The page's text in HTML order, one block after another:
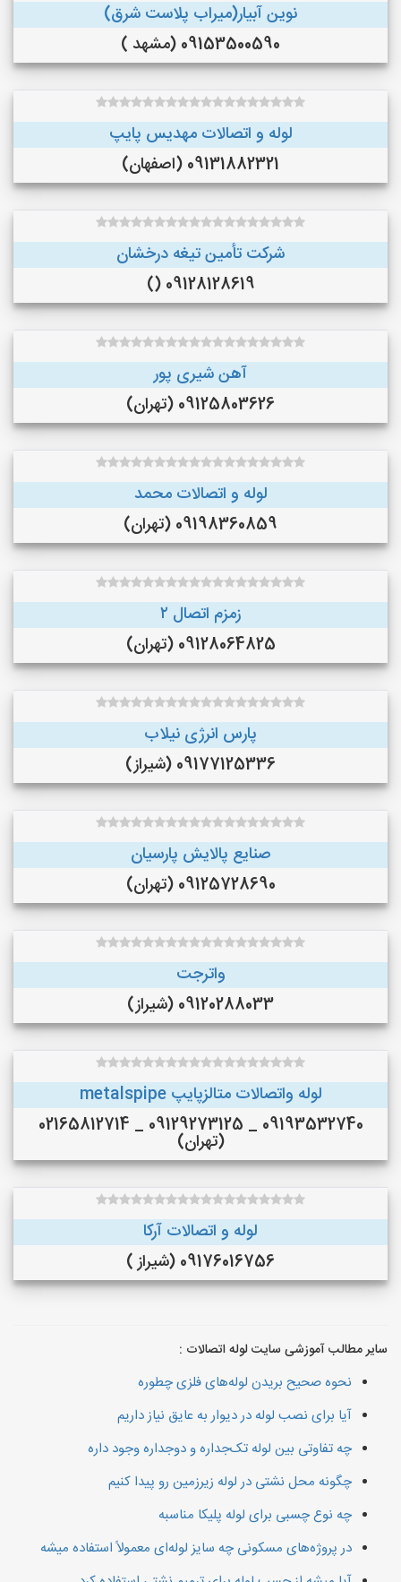
نوین آبیار(میراب پلاست شرق)
09153500590 (مشهد )
لوله و اتصالات مهدیس پایپ
09131882321 (اصفهان)
شرکت تأمین تیغه درخشان
09128128619 ()
آهن شیری پور
09125803626 (تهران)
لوله و اتصالات محمد
09198360859 (تهران)
زمزم اتصال ۲
09128064825 (تهران)
پارس انرژی نیلاب
09177125336 (شیراز)
صنایع پالایش پارسیان
09125728690 (تهران)
واترجت
09120288033 (شیراز)
لوله واتصالات متالزپایپ metalspipe
09193532740 _ 09129273125 _ 02165812714
(تهران)
لوله و اتصالات آرکا
09176016756 (شیراز )
سایر مطالب آموزشی سایت لوله اتصالات :
نحوه صحیح بریدن لوله‌های فلزی چطوره
آیا برای نصب لوله در دیوار به عایق نیاز داریم
چه تفاوتی بین لوله تک‌جداره و دو‌جداره وجود داره
چگونه محل نشتی در لوله زیرزمین رو پیدا کنیم
چه نوع چسبی برای لوله پلیکا مناسبه
در پروژه‌های مسکونی چه سایز لوله‌ای معمولاً استفاده میشه